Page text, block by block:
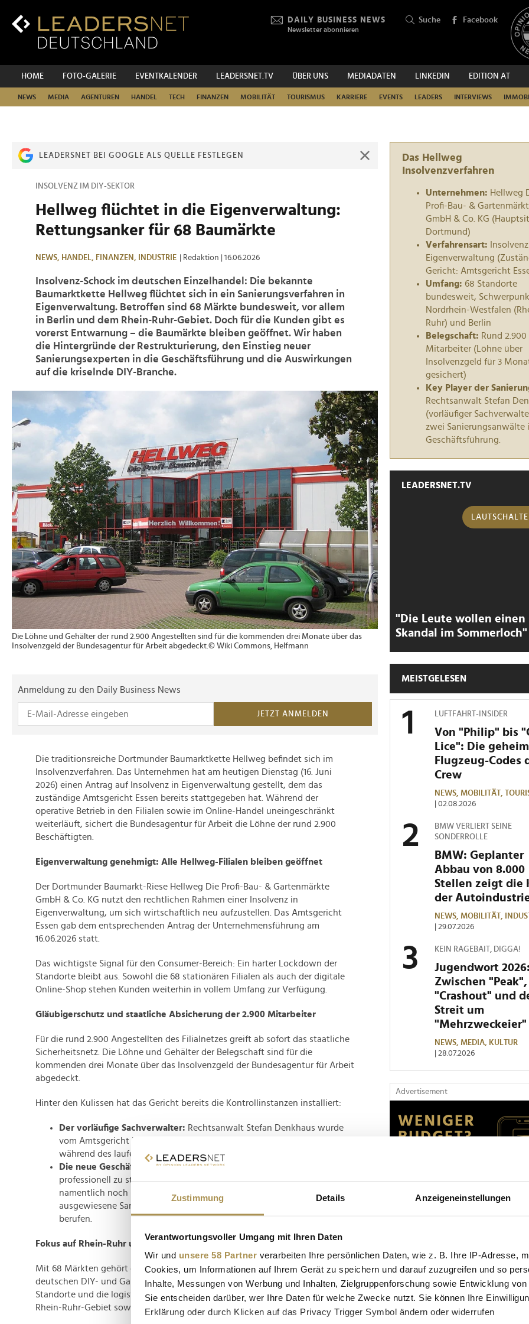
Zustimmung Details Anzeigeneinstellungen
Verantwortungsvoller Umgang mit Ihren Daten
Wir und unsere 58 Partner verarbeiten Ihre persönlichen Daten, wie z. B. Ihre IP-Adresse,
Cookies, um Informationen auf Ihrem Gerät zu speichern und darauf zuzugreifen und so
Inhalte, Messungen von Werbung und Inhalten, Zielgruppenforschung sowie Entwicklung
Sie entscheiden darüber, wer Ihre Daten für welche Zwecke nutzt. Sie können Ihre
Erklärung oder durch Klicken auf das Privacy Trigger Symbol ändern oder widerrufen
Inhalt
DAILY BUSINESS NEWS
Newsletter abonnieren
Suche Facebook
HOME FOTO-GALERIE EVENTKALENDER LEADERSNET.TV ÜBER UNS MEDIADATEN LINKEDIN EDITION AT
NEWS MEDIA AGENTUREN HANDEL TECH FINANZEN MOBILITÄT TOURISMUS KARRIERE EVENTS LEADERS INTERVIEWS
SUCHEN
LEADERSNET BEI GOOGLE ALS QUELLE FESTLEGEN
INSOLVENZ IM DIY-SEKTOR
Hellweg flüchtet in die Eigenverwaltung:
Rettungsanker für 68 Baumärkte
NEWS, HANDEL, FINANZEN, INDUSTRIE | Redaktion | 16.06.2026
Insolvenz-Schock im deutschen Einzelhandel: Die bekannte
Baumarktkette Hellweg flüchtet sich in ein Sanierungsverfahren in
Eigenverwaltung. Betroffen sind 68 Märkte bundesweit, vor allem
in Berlin und dem Rhein-Ruhr-Gebiet. Doch für die Kunden gibt es
vorerst Entwarnung – die Baumärkte bleiben geöffnet. Wir haben
die Hintergründe der Restrukturierung, den Einstieg neuer
Sanierungsexperten in die Geschäftsführung und die Auswirkungen
auf die kriselnde DIY-Branche.
Die Löhne und Gehälter der rund 2.900 Angestellten sind für die kommenden drei Monate über das
Insolvenzgeld der Bundesagentur für Arbeit abgedeckt.© Wiki Commons, Helfmann
Anmeldung zu den Daily Business News
JETZT ANMELDEN
Die traditionsreiche Dortmunder Baumarktkette Hellweg befindet sich im
Insolvenzverfahren. Das Unternehmen hat am heutigen Dienstag (16. Juni
2026) einen Antrag auf Insolvenz in Eigenverwaltung gestellt, dem das
zuständige Amtsgericht Essen bereits stattgegeben hat. Während der
operative Betrieb in den Filialen sowie im Online-Handel uneingeschränkt
weiterläuft, sichert die Bundesagentur für Arbeit die Löhne der rund 2.900
Beschäftigten.
Eigenverwaltung genehmigt: Alle Hellweg-Filialen bleiben geöffnet
Der Dortmunder Baumarkt-Riese Hellweg Die Profi-Bau- & Gartenmärkte
GmbH & Co. KG nutzt den rechtlichen Rahmen einer Insolvenz in
Eigenverwaltung, um sich wirtschaftlich neu aufzustellen. Das Amtsgericht
Essen gab dem entsprechenden Antrag der Unternehmensführung am
16.06.2026 statt.
Das wichtigste Signal für den Consumer-Bereich: Ein harter Lockdown der
Standorte bleibt aus. Sowohl die 68 stationären Filialen als auch der digitale
Online-Shop stehen Kunden weiterhin in vollem Umfang zur Verfügung.
Gläubigerschutz und staatliche Absicherung der 2.900 Mitarbeiter
Für die rund 2.900 Angestellten des Filialnetzes greift ab sofort das staatliche
Sicherheitsnetz. Die Löhne und Gehälter der Belegschaft sind für die
kommenden drei Monate über das Insolvenzgeld der Bundesagentur für Arbeit
abgedeckt.
Hinter den Kulissen hat das Gericht bereits die Kontrollinstanzen installiert:
Der vorläufige Sachverwalter: Rechtsanwalt Stefan Denkhaus wurde
vom Amtsgericht Essen bestellt, um die Interessen der Gläubiger
während des laufenden Verfahrens federführend zu überwachen.
Die neue Geschäftsführung:Um den Restrukturierungsprozess
professionell zu steuern, hat die Baumarktkette zwei externe,
namentlich noch nicht näher genannte Rechtsanwälte als
ausgewiesene Sanierungsexperten direkt in das Management-Board
berufen.
Fokus auf Rhein-Ruhr und Berlin: Baumarkt-Branche unter Druck
Mit 68 Märkten gehört das Unternehmen zu den festen Größen auf dem
deutschen DIY- und Gartenmarkt-Sektor. Geografisch konzentrieren sich die
Standorte und die logistische Infrastruktur vor allem auf die Ballungsräume im
Rhein-Ruhr-Gebiet sowie auf den Großraum Berlin.
Das Hellweg
Insolvenzverfahren
Unternehmen: Hellweg
Profi-Bau- &
GmbH & Co. KG
Dortmund)
Verfahrensart:
Eigenverwaltung
Gericht: Amtsgericht
Umfang: 68 Standorte
bundesweit,
Nordrhein-Westfalen
Ruhr) und Berlin
Belegschaft: Rund 2.900
Mitarbeiter (Löhne über
Insolvenzgeld für 3
gesichert)
Key Player der
Rechtsanwalt Stefan
(vorläufiger
zwei Sanierungsanwälte
Geschäftsführung.
LEADERSNET.TV
"Die Leute wollen einen
Skandal im Sommerloch"
MEISTGELESEN
LUFTFAHRT-INSIDER
Von "Philip" bis
Lice": Die
Flugzeug-Codes
Crew
NEWS, MOBILITÄT,
| 02.08.2026
BMW VERLIERT SEINE
SONDERROLLE
BMW: Geplanter
Abbau von 8.000
Stellen zeigt die
der
NEWS, MOBILITÄT,
| 29.07.2026
KEIN RAGEBAIT, DIGGA!
Jugendwort 2026:
Zwischen "Peak",
"Crashout" und
Streit um
"Mehrzweckeier"
NEWS, MEDIA,
KULTUR
| 28.07.2026
Advertisement
Advertisement